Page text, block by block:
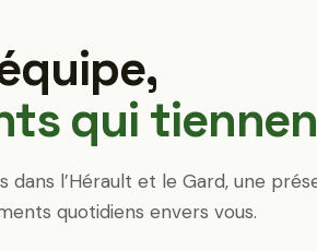
qui
dans l’Hérault et le Gard, une
quotidiens envers vous.